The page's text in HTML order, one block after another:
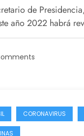
de
año 2022 habrá
CORONAVIRUS